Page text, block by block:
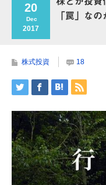
20
Dec
2017
「罠」なの
株式投資 18